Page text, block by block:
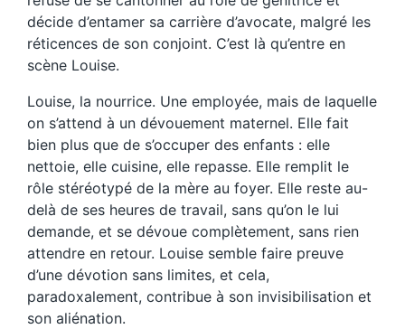
décide d’entamer sa carrière d’avocate, malgré les
réticences de son conjoint. C’est là qu’entre en
scène Louise.
Louise, la nourrice. Une employée, mais de laquelle
on s’attend à un dévouement maternel. Elle fait
bien plus que de s’occuper des enfants : elle
nettoie, elle cuisine, elle repasse. Elle remplit le
rôle stéréotypé de la mère au foyer. Elle reste au-
delà de ses heures de travail, sans qu’on le lui
demande, et se dévoue complètement, sans rien
attendre en retour. Louise semble faire preuve
d’une dévotion sans limites, et cela,
paradoxalement, contribue à son invisibilisation et
son aliénation.